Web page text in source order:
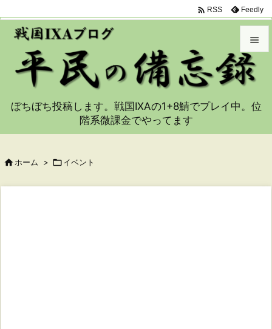


メニュ
サイド
 RSS Feedly
ぼちぼち投稿します。戦国IXAの1+8鯖でプレイ中。位
階系微課金でやってます
 ホーム > イベント